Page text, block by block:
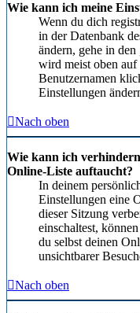
Wie kann ich meine
Wenn du dich
in der Datenbank
ändern, gehe in
wird meist oben auf
Benutzernamen
Einstellungen
Nach oben
Wie kann ich
Online-Liste auftaucht?
In deinem
Einstellungen eine
dieser Sitzung
einschaltest,
du selbst deinen
unsichtbarer
Nach oben